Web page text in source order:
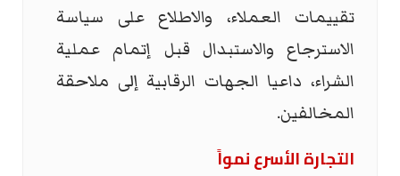
تقييمات العملاء، والاطلاع على سياسة
الاسترجاع والاستبدال قبل إتمام عملية
الشراء، داعيا الجهات الرقابية إلى ملاحقة
المخالفين.
التجارة الأسرع نمواً